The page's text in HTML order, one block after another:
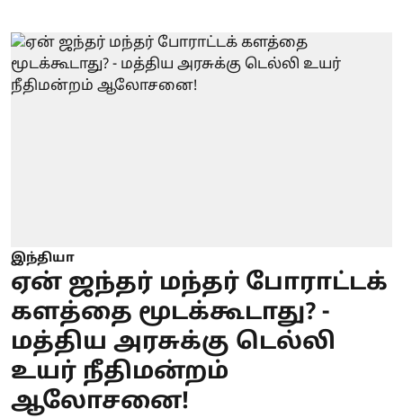
இந்தியா
ஏன் ஜந்தர் மந்தர் போராட்டக்
களத்தை மூடக்கூடாது? -
மத்திய அரசுக்கு டெல்லி
உயர் நீதிமன்றம்
ஆலோசனை!